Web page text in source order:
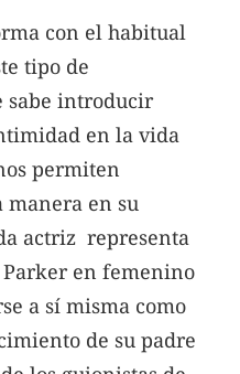
con el habitual
tipo de
sabe introducir
en la vida
permiten
en su
actriz representa
Parker en femenino
a sí misma como
de su padre